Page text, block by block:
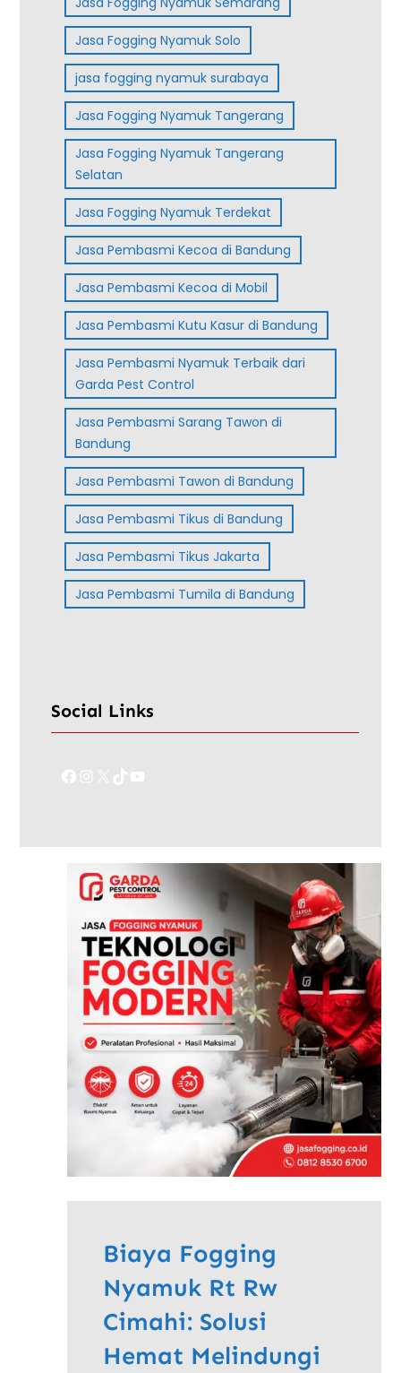
Jasa Fogging Nyamuk Solo
jasa fogging nyamuk surabaya
Jasa Fogging Nyamuk Tangerang
Jasa Fogging Nyamuk Tangerang
Selatan
Jasa Fogging Nyamuk Terdekat
Jasa Pembasmi Kecoa di Bandung
Jasa Pembasmi Kecoa di Mobil
Jasa Pembasmi Kutu Kasur di Bandung
Jasa Pembasmi Nyamuk Terbaik dari
Garda Pest Control
Jasa Pembasmi Sarang Tawon di
Bandung
Jasa Pembasmi Tawon di Bandung
Jasa Pembasmi Tikus di Bandung
Jasa Pembasmi Tikus Jakarta
Jasa Pembasmi Tumila di Bandung
Social Links
Facebook Instagram TikTok YouTube
Biaya Fogging
Nyamuk Rt Rw
Cimahi: Solusi
Hemat Melindungi